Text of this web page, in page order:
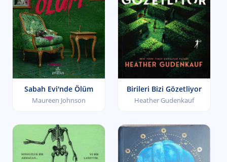
Sabah Evi'nde Ölüm
Maureen Johnson
Birileri Bizi Gözetliyor
Heather Gudenkauf